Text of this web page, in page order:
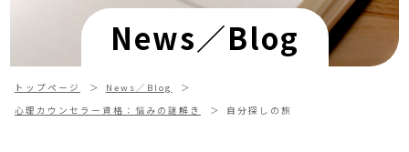
News／Blog
トップページ
News／Blog
心理カウンセラー資格：悩みの謎解き
自分探しの旅